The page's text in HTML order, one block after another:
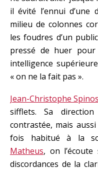
il évité l’ennui d’une
milieu de colonnes
les foudres d’un
pressé de huer pour
intelligence
« on ne la fait pas ».
Jean-Christophe
sifflets. Sa
contrastée, mais
fois habitué à la
Matheus, on
discordances de la